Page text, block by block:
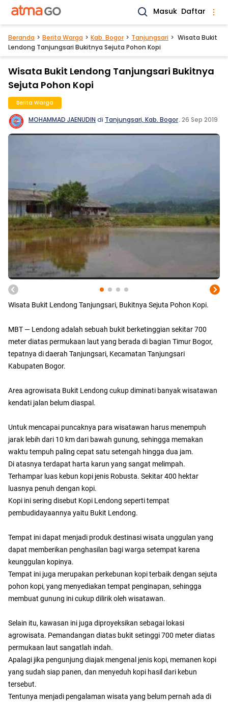
Masuk Daftar
Beranda Berita Warga Kab. Bogor Tanjungsari
Wisata Bukit
Lendong Tanjungsari Bukitnya Sejuta Pohon Kopi
Wisata Bukit Lendong Tanjungsari Bukitnya
Sejuta Pohon Kopi
Berita Warga
MOHAMMAD JAENUDIN di Tanjungsari, Kab. Bogor. 26 Sep 2019
Wisata Bukit Lendong Tanjungsari, Bukitnya Sejuta Pohon Kopi.
MBT — Lendong adalah sebuah bukit berketinggian sekitar 700
meter diatas permukaan laut yang berada di bagian Timur Bogor,
tepatnya di daerah Tanjungsari, Kecamatan Tanjungsari
Kabupaten Bogor.
Area agrowisata Bukit Lendong cukup diminati banyak wisatawan
kendati jalan belum diaspal.
Untuk mencapai puncaknya para wisatawan harus menempuh
jarak lebih dari 10 km dari bawah gunung, sehingga memakan
waktu tempuh paling cepat satu setengah hingga dua jam.
Di atasnya terdapat harta karun yang sangat melimpah.
Terhampar luas kebun kopi jenis Robusta. Sekitar 400 hektar
luasnya penuh dengan kopi.
Kopi ini sering disebut Kopi Lendong seperti tempat
pembudidayaannya yaitu Bukit Lendong.
Tempat ini dapat menjadi produk destinasi wisata unggulan yang
dapat memberikan penghasilan bagi warga setempat karena
keunggulan kopinya.
Tempat ini juga merupakan perkebunan kopi terbaik dengan sejuta
pohon kopi, yang menyediakan tempat penginapan, sehingga
membuat gunung ini cukup dilirik oleh wisatawan.
Selain itu, kawasan ini juga diproyeksikan sebagai lokasi
agrowisata. Pemandangan diatas bukit setinggi 700 meter diatas
permukaan laut sangatlah indah.
Apalagi jika pengunjung diajak mengenal jenis kopi, memanen kopi
yang sudah siap panen, dan menyeduh kopi hasil dari kebun
tersebut.
Tentunya menjadi pengalaman wisata yang belum pernah ada di